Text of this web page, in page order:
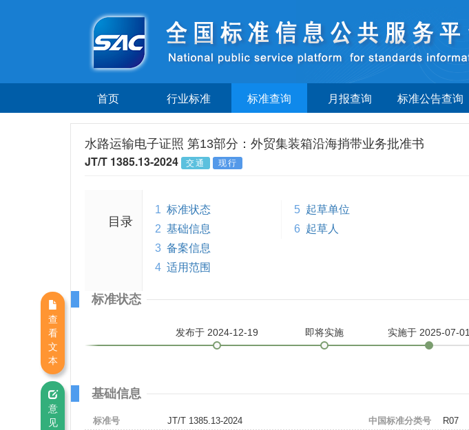
首页 行业标准 标准查询 月报查询 标准公告查询
查
看
文
本
意
见
水路运输电子证照 第13部分：外贸集装箱沿海捎带业务批准书
JT/T 1385.13-2024 交通 现行
目录
1 标准状态
2 基础信息
3 备案信息
4 适用范围
5 起草单位
6 起草人
标准状态
发布于 2024-12-19 即将实施 实施于 2025-07-01
基础信息
标准号
JT/T 1385.13-2024
中国标准分类号
R07